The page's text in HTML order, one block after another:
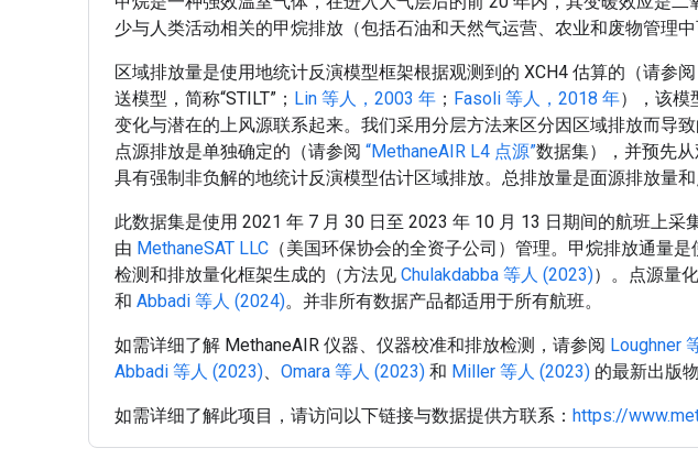
少与人类活动相关的甲烷排放（包括石油和天然气运营、农业和废物管理
区域排放量是使用地统计反演模型框架根据观测到的 XCH4 估算的（请参阅
送模型，简称“STILT”； Lin 等人，2003 年 ； Fasoli 等人，2018 年），该模
变化与潜在的上风源联系起来。我们采用分层方法来区分因区域排放而导
点源排放是单独确定的（请参阅 “MethaneAIR L4 点源”数据集），并预先
具有强制非负解的地统计反演模型估计区域排放。总排放量是面源排放量和
此数据集是使用 2021 年 7 月 30 日至 2023 年 10 月 13 日期间的航班上采
由 MethaneSAT LLC （美国环保协会的全资子公司）管理。甲烷排放通量
检测和排放量化框架生成的（方法见 Chulakdabba 等人 (2023)）。点源量
和 Abbadi 等人 (2024)。并非所有数据产品都适用于所有航班。
如需详细了解 MethaneAIR 仪器、仪器校准和排放检测，请参阅 Loughner
Abbadi 等人 (2023)、 Omara 等人 (2023) 和 Miller 等人 (2023) 的最新出版物
如需详细了解此项目，请访问以下链接与数据提供方联系： https://